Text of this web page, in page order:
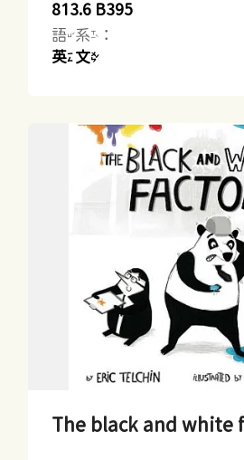
813.6 B395
語系：
英文
The black and white